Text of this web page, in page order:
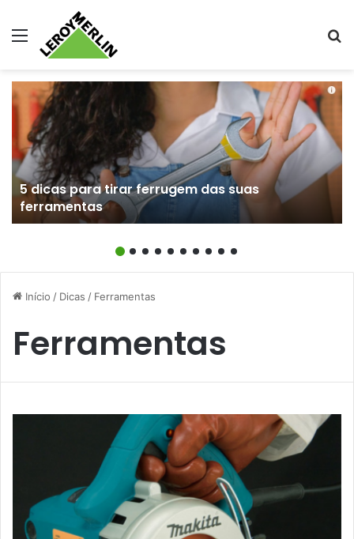
Menu
5 dicas para tirar ferrugem das suas
ferramentas
Início / Dicas / Ferramentas
Ferramentas